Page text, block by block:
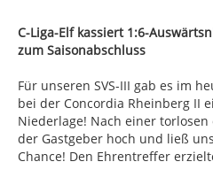
C-Liga-Elf kassiert 1:6-
zum Saisonabschluss
Für unseren SVS-III gab es im
bei der Concordia Rheinberg II
Niederlage! Nach einer
der Gastgeber hoch und ließ
Chance! Den Ehrentreffer